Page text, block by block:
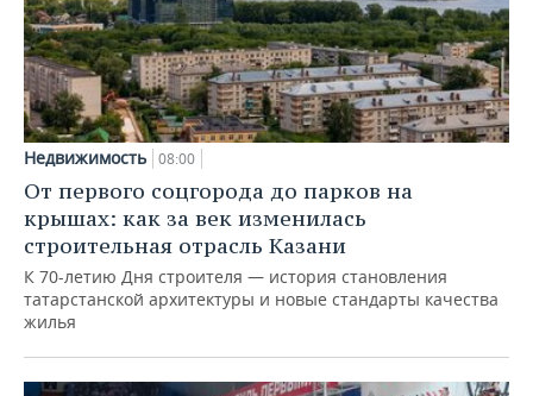
Недвижимость 08:00
От первого соцгорода до парков на
крышах: как за век изменилась
строительная отрасль Казани
К 70-летию Дня строителя — история становления
татарстанской архитектуры и новые стандарты качества
жилья